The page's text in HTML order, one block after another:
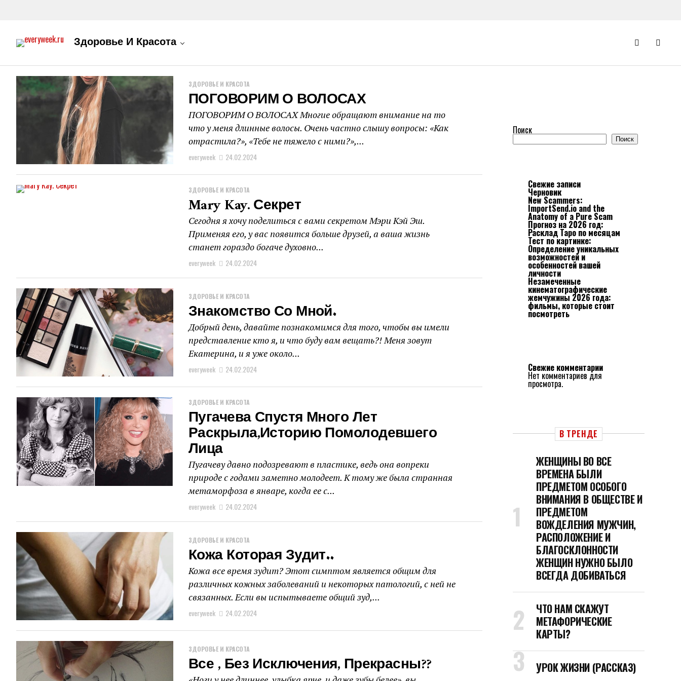
Здоровье И Красота
ЗДОРОВЬЕ И КРАСОТА
ПОГОВОРИМ О ВОЛОСАХ
ПОГОВОРИМ О ВОЛОСАХ Многие обращают внимание на то
что у меня длинные волосы. Очень частно слышу вопросы: «Как
отрастила?», «Тебе не тяжело с ними?»,...
everyweek 24.02.2024
ЗДОРОВЬЕ И КРАСОТА
Mary Kay. Секрет
Сегодня я хочу поделиться с вами секретом Мэри Кэй Эш.
Применяя его, у вас появится больше друзей, а ваша жизнь
станет гораздо богаче духовно...
everyweek 24.02.2024
ЗДОРОВЬЕ И КРАСОТА
Знакомство Со Мной.
Добрый день, давайте познакомимся для того, чтобы вы имели
представление кто я, и что буду вам вещать?! Меня зовут
Екатерина, и я уже около...
everyweek 24.02.2024
ЗДОРОВЬЕ И КРАСОТА
Пугачева Спустя Много Лет
Раскрыла,историю Помолодевшего
Лица
Пугачеву давно подозревают в пластике, ведь она вопреки
природе с годами заметно молодеет. К тому же была странная
метаморфоза в январе, когда ее с...
everyweek 24.02.2024
ЗДОРОВЬЕ И КРАСОТА
Кожа Которая Зудит..
Кожа все время зудит? Этот симптом является общим для
различных кожных заболеваний и некоторых патологий, с ней не
связанных. Если вы испытываете общий зуд,...
everyweek 24.02.2024
ЗДОРОВЬЕ И КРАСОТА
Все , Без Исключения, Прекрасны??
Поиск
Поиск
Свежие записи
Черновик
New Scammers:
ImportSend.io and the
Anatomy of a Pure Scam
Прогноз на 2026 год:
Расклад Таро по месяцам
Тест по картинке:
Определение уникальных
возможностей и
особенностей вашей
личности
Незамеченные
кинематографические
жемчужины 2026 года:
фильмы, которые стоит
посмотреть
Свежие комментарии
Нет комментариев для
просмотра.
В ТРЕНДЕ
ЖЕНЩИНЫ ВО ВСЕ
ВРЕМЕНА БЫЛИ
ПРЕДМЕТОМ ОСОБОГО
ВНИМАНИЯ В ОБЩЕСТВЕ И
ПРЕДМЕТОМ
ВОЖДЕЛЕНИЯ МУЖЧИН,
РАСПОЛОЖЕНИЕ И
БЛАГОСКЛОННОСТИ
ЖЕНЩИН НУЖНО БЫЛО
ВСЕГДА ДОБИВАТЬСЯ
ЧТО НАМ СКАЖУТ
МЕТАФОРИЧЕСКИЕ
КАРТЫ?
УРОК ЖИЗНИ (РАССКАЗ)